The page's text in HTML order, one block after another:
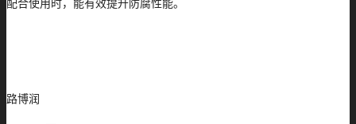
配合使用时，能有效提升防腐性能。
路博润